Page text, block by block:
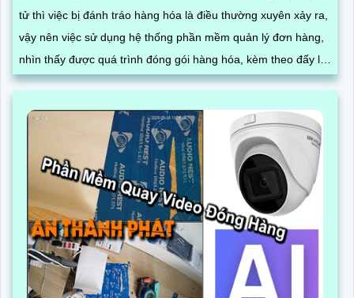
tử thì việc bị đánh tráo hàng hóa là điều thường xuyên xảy ra,
vậy nên việc sử dụng hệ thống phần mềm quản lý đơn hàng,
nhìn thấy được quá trình đóng gói hàng hóa, kèm theo đấy là
quy trình đóng gói cũng được ghi lại một cách dễ dàng